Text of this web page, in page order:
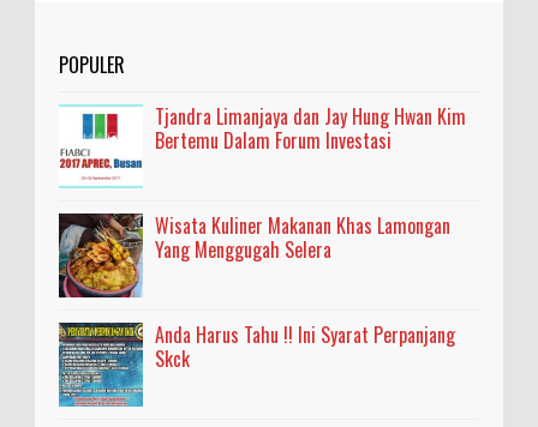
POPULER
Tjandra Limanjaya dan Jay Hung Hwan Kim
Bertemu Dalam Forum Investasi
Wisata Kuliner Makanan Khas Lamongan
Yang Menggugah Selera
Anda Harus Tahu !! Ini Syarat Perpanjang
Skck